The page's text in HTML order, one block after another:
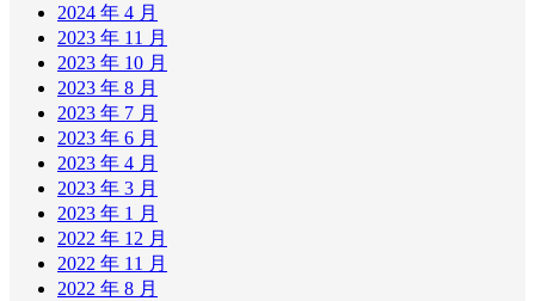
2024 年 4 月
2023 年 11 月
2023 年 10 月
2023 年 8 月
2023 年 7 月
2023 年 6 月
2023 年 4 月
2023 年 3 月
2023 年 1 月
2022 年 12 月
2022 年 11 月
2022 年 8 月